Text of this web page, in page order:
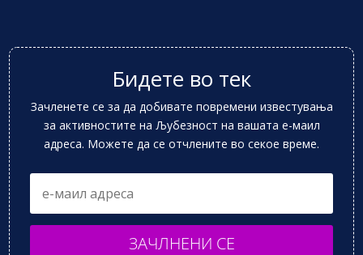
Бидете во тек
Зачленете се за да добивате повремени известувања
за активностите на Љубезност на вашата е-маил
адреса. Можете да се отчлените во секое време.
ЗАЧЛНЕНИ СЕ